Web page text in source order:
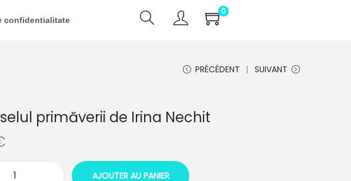
confidentialitate
0
PRÉCÉDENT SUIVANT
primăverii de Irina Nechit
AJOUTER AU PANIER